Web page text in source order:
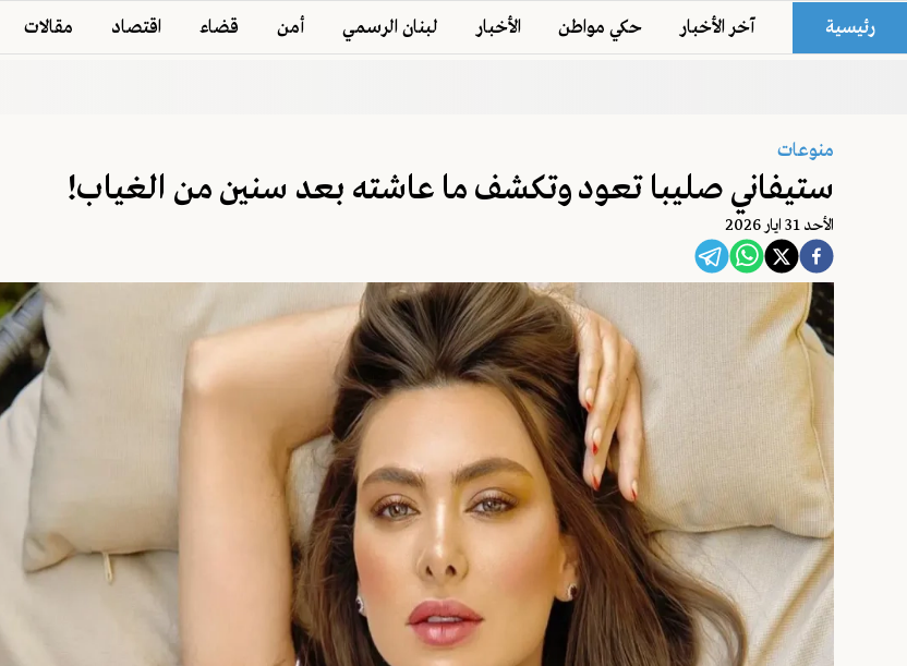
رئيسية آخر الأخبار حكي مواطن الأخبار لبنان الرسمي أمن قضاء اقتصاد مقالات
منوعات
ستيفاني صليبا تعود وتكشف ما عاشته بعد سنين من الغياب!
اﻷحد 31 ايار 2026